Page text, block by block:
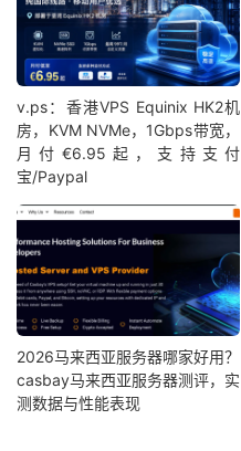
v.ps：香港VPS Equinix HK2机
房，KVM NVMe，1Gbps带宽，
月付€6.95起，支持支付
宝/Paypal
2026马来西亚服务器哪家好用？
casbay马来西亚服务器测评，实
测数据与性能表现